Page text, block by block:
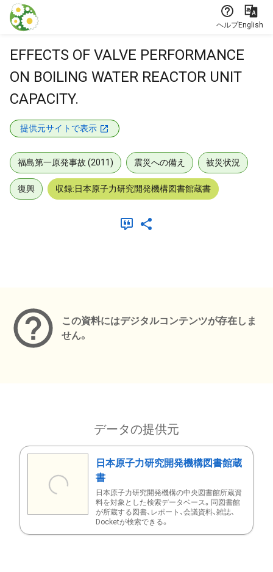
本文に飛ぶ
ヘルプEnglish
EFFECTS OF VALVE PERFORMANCE
ON BOILING WATER REACTOR UNIT
CAPACITY.
提供元サイトで表示
福島第一原発事故 (2011) 震災への備え 被災状況
復興 収録:日本原子力研究開発機構図書館蔵書
この資料にはデジタルコンテンツが存在しま
せん。
データの提供元
日本原子力研究開発機構図書館蔵
書
日本原子力研究開発機構の中央図書館所蔵資
料を対象とした検索データベース。同図書館
が所蔵する図書、レポート、会議資料、雑誌、
Docketが検索できる。